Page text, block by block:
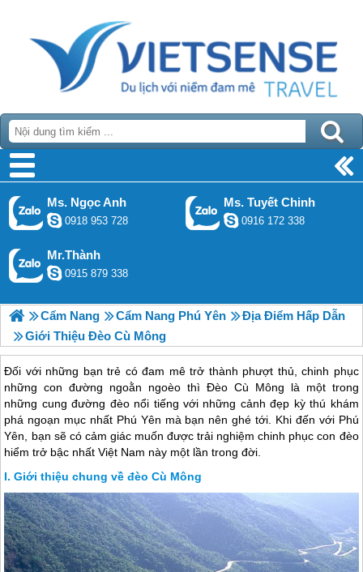
Ms. Ngọc Anh
0918 953 728
Ms. Tuyết Chinh
0916 172 338
Mr.Thành
0915 879 338
Cẩm Nang Cẩm Nang Phú Yên
Địa Điểm Hấp Dẫn
Giới Thiệu Đèo Cù Mông
Đối với những bạn trẻ có đam mê trở thành phượt thủ, chinh phục
những con đường ngoằn ngoèo thì Đèo Cù Mông là một trong
những cung đường đèo nổi tiếng với những cảnh đẹp kỳ thú khám
phá ngoạn mục nhất Phú Yên mà bạn nên ghé tới. Khi đến với Phú
Yên, bạn sẽ có cảm giác muốn được trải nghiệm chinh phục con đèo
hiểm trở bậc nhất Việt Nam này một lần trong đời.
Giới thiệu chung về đèo Cù Mông